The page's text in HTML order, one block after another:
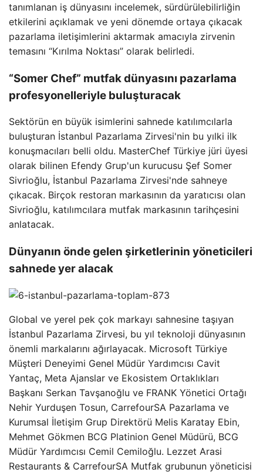
tanımlanan iş dünyasını incelemek, sürdürülebilirliğin
etkilerini açıklamak ve yeni dönemde ortaya çıkacak
pazarlama iletişimlerini aktarmak amacıyla zirvenin
temasını “Kırılma Noktası” olarak belirledi.
“Somer Chef” mutfak dünyasını pazarlama
profesyonelleriyle buluşturacak
Sektörün en büyük isimlerini sahnede katılımcılarla
buluşturan İstanbul Pazarlama Zirvesi'nin bu yılki ilk
konuşmacıları belli oldu. MasterChef Türkiye jüri üyesi
olarak bilinen Efendy Grup'un kurucusu Şef Somer
Sivrioğlu, İstanbul Pazarlama Zirvesi'nde sahneye
çıkacak. Birçok restoran markasının da yaratıcısı olan
Sivrioğlu, katılımcılara mutfak markasının tarihçesini
anlatacak.
Dünyanın önde gelen şirketlerinin yöneticileri
sahnede yer alacak
Global ve yerel pek çok markayı sahnesine taşıyan
İstanbul Pazarlama Zirvesi, bu yıl teknoloji dünyasının
önemli markalarını ağırlayacak. Microsoft Türkiye
Müşteri Deneyimi Genel Müdür Yardımcısı Cavit
Yantaç, Meta Ajanslar ve Ekosistem Ortaklıkları
Başkanı Serkan Tavşanoğlu ve FRANK Yönetici Ortağı
Nehir Yurduşen Tosun, CarrefourSA Pazarlama ve
Kurumsal İletişim Grup Direktörü Melis Karatay Ebin,
Mehmet Gökmen BCG Platinion Genel Müdürü, BCG
Müdür Yardımcısı Cemil Cemiloğlu. Lezzet Arasi
Restaurants & CarrefourSA Mutfak grubunun yöneticisi